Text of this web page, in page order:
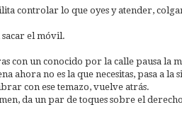
controlar lo que oyes y atender,
sacar el móvil.
con un conocido por la calle pausa la
ahora no es la que necesitas, pasa a la
con ese temazo, vuelve atrás.
da un par de toques sobre el